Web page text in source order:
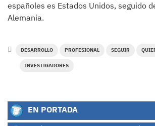
españoles es Estados Unidos, seguido
Alemania.
DESARROLLO PROFESIONAL SEGUIR
INVESTIGADORES
EN PORTADA